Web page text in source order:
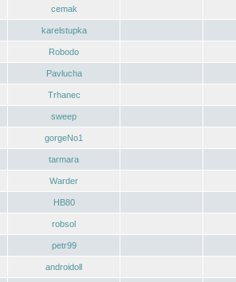
cemak
karelstupka
Robodo
Pavlucha
Trhanec
sweep
gorgeNo1
tarmara
Warder
HB80
robsol
petr99
androidoll